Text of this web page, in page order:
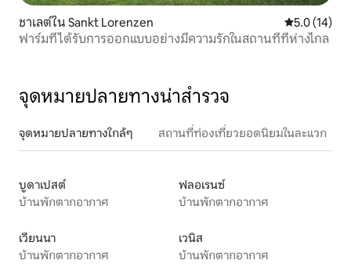
ชาเลต์ใน Sankt Lorenzen คะแนนเฉลี่ย
5.0 (14)
ฟาร์มที่ได้รับการออกแบบอย่างมีความรักในสถานที่ที่ห่างไกล
จุดหมายปลายทางน่าสำรวจ
จุดหมายปลายทางใกล้ๆ สถานที่ท่องเที่ยวยอดนิยมในละแวก
บูดาเปสต์
บ้านพักตากอากาศ
ฟลอเรนซ์
บ้านพักตากอากาศ
เวียนนา
บ้านพักตากอากาศ
เวนิส
บ้านพักตากอากาศ